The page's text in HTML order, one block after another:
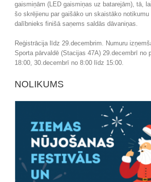
gaismiņām (LED gaismiņas uz batarejām), tā,
šo skrējienu par gaišāko un skaistāko
dalībnieks finišā saņems saldās dāvaniņas.
Reģistrācija līdz 29.decembrim. Numuru
Sporta pārvaldē (Stacijas 47A) 29.decembrī no
18:00, 30.decembrī no 8:00 līdz 15:00.
NOLIKUMS